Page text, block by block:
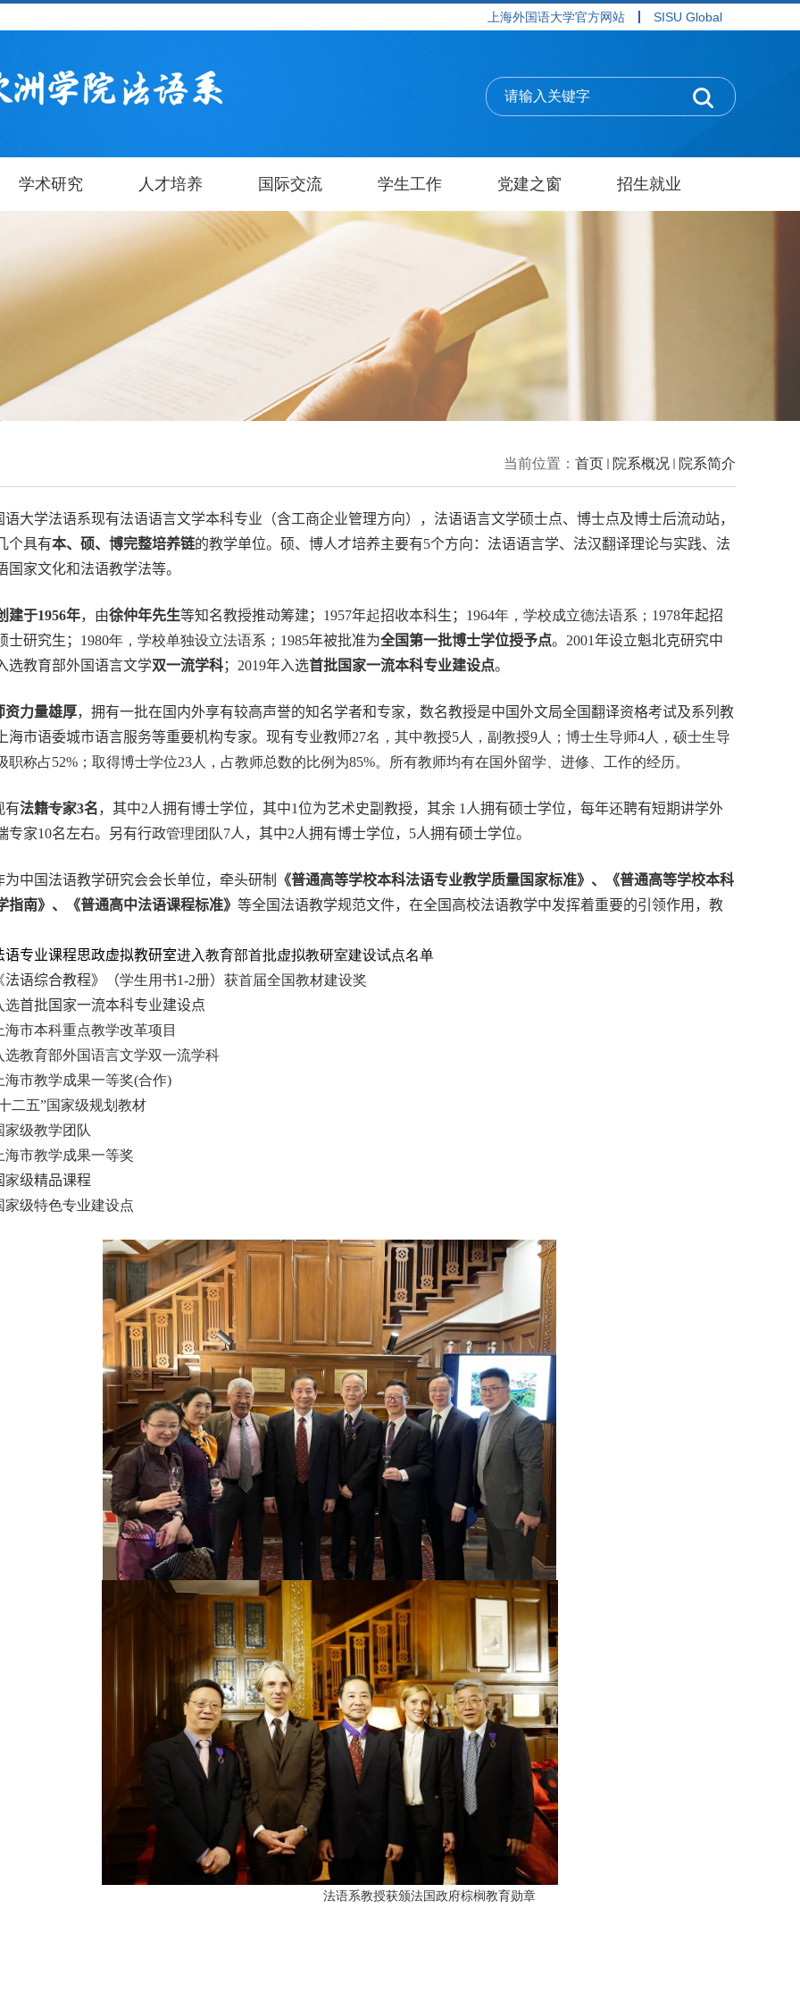
上海外国语大学官方网站 SISU Global
学术研究 人才培养 国际交流 学生工作 党建之窗 招生就业
当前位置： 首页 院系概况 院系简介
语大学法语系现有法语语言文学本科专业（含工商企业管理方向）， 法语语言文学硕士点、博士点及博士后流动站，
个具有本、硕、博完整培养链的教学单位。 硕、博人才培养主要有5个方向：法语语言学、法汉翻译理论与实践、法
国家文化和法语教学法等。
建于1956年， 由徐仲年先生等知名教授推动筹建； 1957年起招收本科生； 1964年，学校成立德法语系； 1978年起招
士研究生； 1980年，学校单独设立法语系； 1985年被批准为全国第一批博士学位授予点。 2001年设立魁北克研究中
选教育部外国语言文学双一流学科； 2019年入选首批国家一流本科专业建设点。
资力量雄厚，拥有一批在国内外享有较高声誉的知名学者和专家， 数名教授是中国外文局全国翻译资格考试及系列教
海市语委城市语言服务等重要机构专家。现有专业教师27名，其中教授5 人，副教授9 人；博士生导师4 人，硕士生导
职称占52% ；取得博士学位23 人，占教师总数的比例为85%。所有教师均有在国外留学、进修、工作的经历。
有法籍专家3名， 其中2人拥有博士学位，其中1位为艺术史副教授，其余 1 人拥有硕士学位，每年还聘有短期讲学外
专家10名左右。 另有行政管理团队7人，其中2人拥有博士学位， 5人拥有硕士学位。
为中国法语教学研究会会长单位，牵头研制
《普通高等学校本科法语专业教学质量国家标准》、《普通高等学校本科
指南》、《普通高中法语课程标准》 等全国法语教学规范文件， 在全国高校法语教学中发挥着重要的引领作用，教
语专业课程思政虚拟教研室进入教育部首批虚拟教研室建设试点名单
法语综合教程》（学生用书1-2册） 获首届全国教材建设奖
选首批国家一流本科专业建设点
海市本科重点教学改革项目
选教育部外国语言文学双一流学科
海市教学成果一等奖(合作)
二五”国家级规划教材
家级教学团队
海市教学成果一等奖
家级精品课程
家级特色专业建设点
法语系教授获颁法国政府棕榈教育勋章